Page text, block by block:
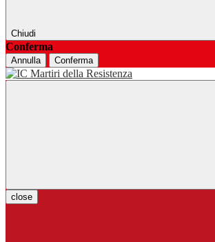
Chiudi
Conferma
Annulla Conferma
close